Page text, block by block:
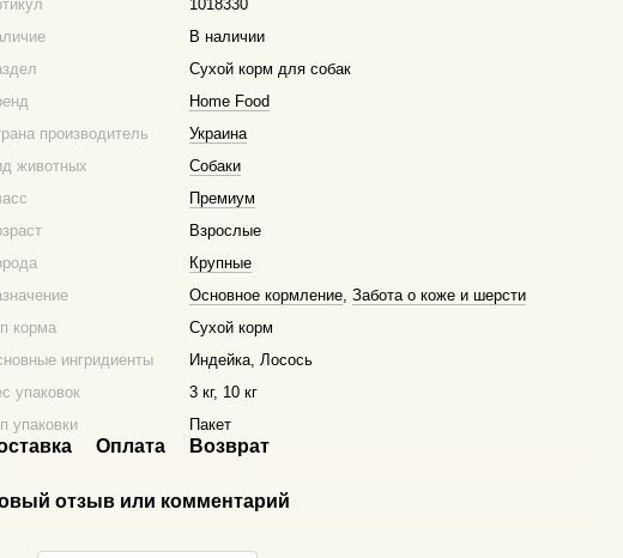
1018330
В наличии
Сухой корм для собак
Home Food
производитель
Украина
животных
Собаки
Премиум
Взрослые
Крупные
Основное кормление,Забота о коже и шерсти
корма
Сухой корм
ингридиенты
Индейка, Лосось
упаковок
3 кг, 10 кг
упаковки
Пакет
Оплата Возврат
отзыв или комментарий